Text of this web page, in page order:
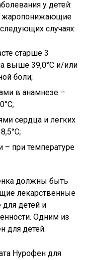
у детей:
жаропонижающие
случаях:
старше 3
выше 39,0°С и/или
боли;
в анамнезе –
сердца и легких
при температуре
должны быть
лекарственные
детей и
Одним из
для детей.
Нурофен для